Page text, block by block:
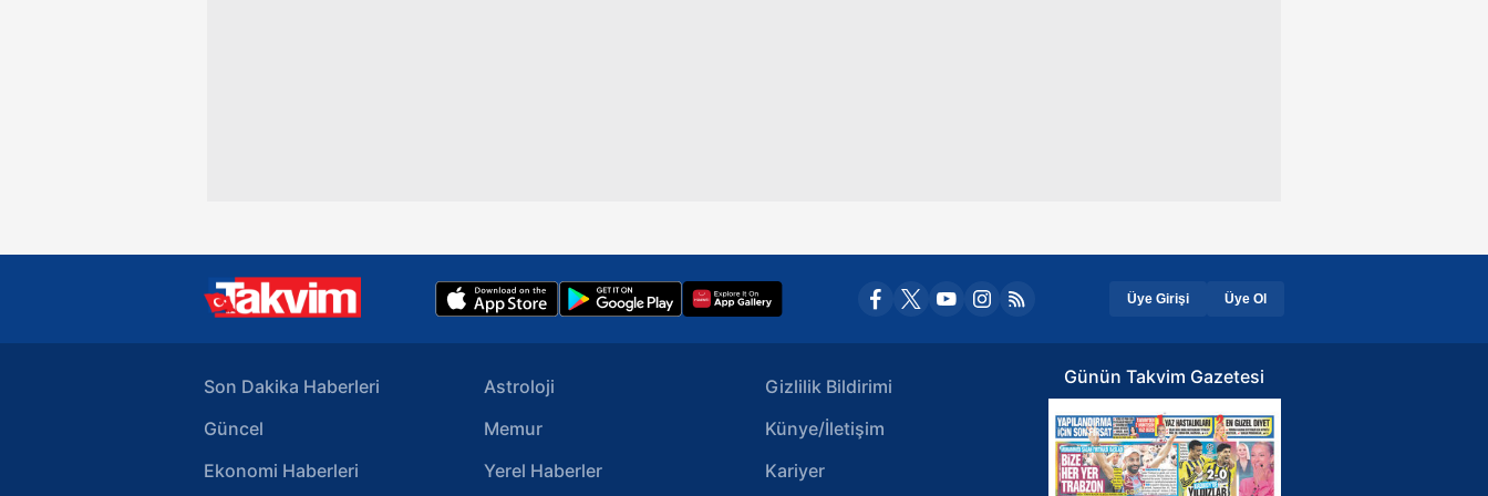
Üye Girişi Üye Ol
Son Dakika Haberleri
Güncel
Ekonomi Haberleri
Astroloji
Memur
Yerel Haberler
Gizlilik Bildirimi
Künye/İletişim
Kariyer
Günün Takvim Gazetesi